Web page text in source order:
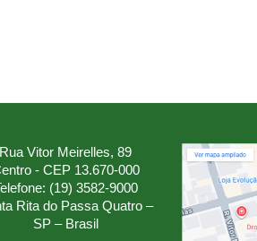
Rua Vitor Meirelles, 89
- CEP 13.670-000
(19) 3582-9000
Rita do Passa Quatro –
SP – Brasil